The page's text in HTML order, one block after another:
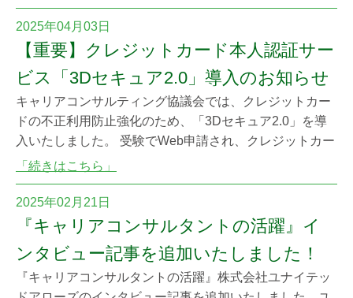
ります。長年、国のキャリアコンサルティング事業を支
えてこられた石﨑一記先生が、「キャリアコンサルタン
トに求められる姿勢」や「面談の本質」、さらには
2025年04月03日
【重要】クレジットカード本人認証サー
ビス「3Dセキュア2.0」導入のお知らせ
キャリアコンサルティング協議会では、クレジットカー
ドの不正利用防止強化のため、「3Dセキュア2.0」を導
入いたしました。 受験でWeb申請され、クレジットカー
ドでお支払いをされる方はご留意ください。 ■「3Dセキ
決済をご利用の際、クレジットカード情報に加え、ワン
タイムパスワード等による本人認証を行い、第三者によ
「続きはこちら」
2025年02月21日
『キャリアコンサルタントの活躍』イ
ンタビュー記事を追加いたしました！
『キャリアコンサルタントの活躍』株式会社ユナイテッ